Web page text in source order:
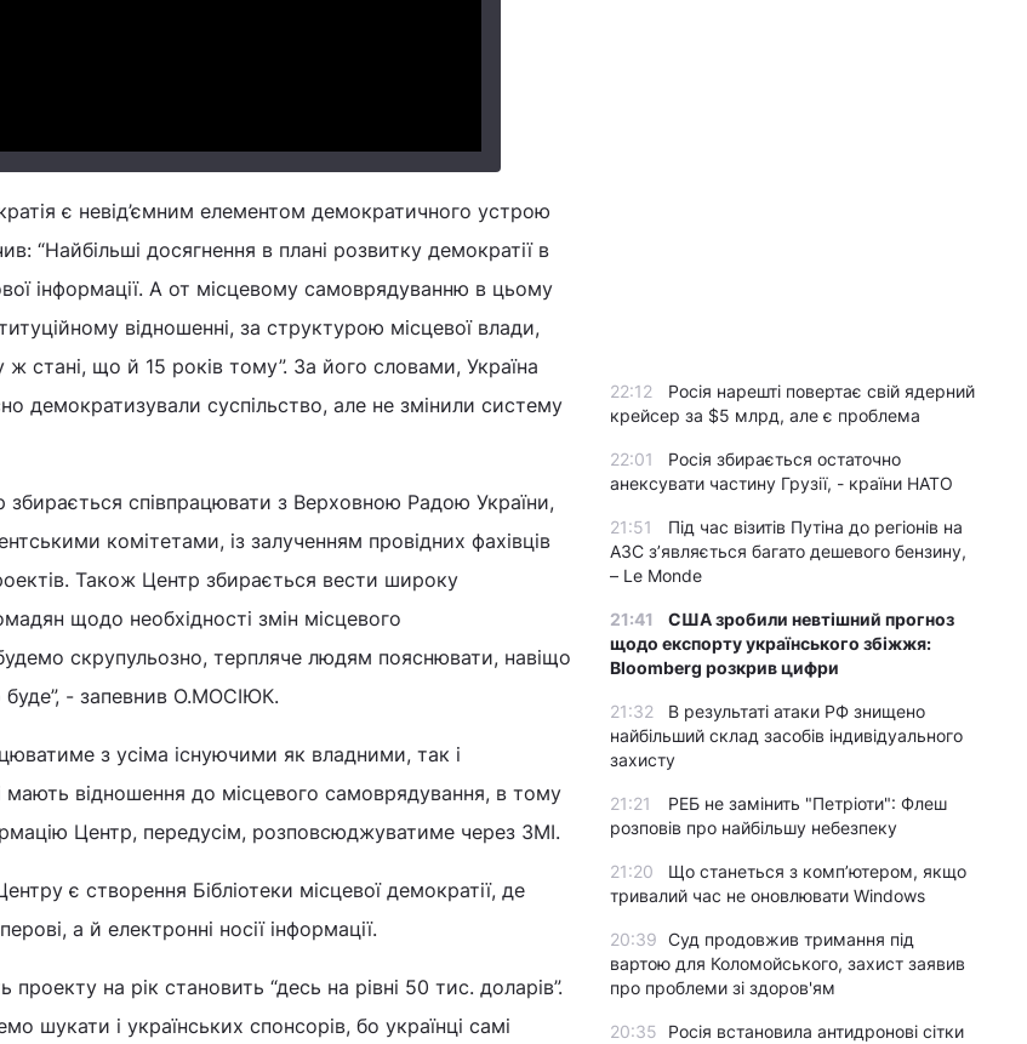
є невід’ємним елементом демократичного устрою
“Найбільші досягнення в плані розвитку демократії в
інформації. А от місцевому самоврядуванню в цьому
відношенні, за структурою місцевої влади,
стані, що й 15 років тому”. За його словами, Україна
демократизували суспільство, але не змінили систему
співпрацювати з Верховною Радою України,
комітетами, із залученням провідних фахівців
Також Центр збирається вести широку
щодо необхідності змін місцевого
скрупульозно, терпляче людям пояснювати, навіщо
буде”, - запевнив О.МОСІЮК.
з усіма існуючими як владними, так і
відношення до місцевого самоврядування, в тому
Центр, передусім, розповсюджуватиме через ЗМІ.
є створення Бібліотеки місцевої демократії, де
а й електронні носії інформації.
на рік становить “десь на рівні 50 тис. доларів”.
шукати і українських спонсорів, бо українці самі
22:12
Росія нарешті повертає свій ядерний
крейсер за $5 млрд, але є проблема
22:01
Росія збирається остаточно
анексувати частину Грузії, - країни НАТО
21:51
Під час візитів Путіна до регіонів на
АЗС з’являється багато дешевого бензину,
– Le Monde
21:41
США зробили невтішний прогноз
щодо експорту українського збіжжя:
Bloomberg розкрив цифри
21:32
В результаті атаки РФ знищено
найбільший склад засобів індивідуального
захисту
21:21
РЕБ не замінить "Петріоти": Флеш
розповів про найбільшу небезпеку
21:20
Що станеться з комп’ютером, якщо
тривалий час не оновлювати Windows
20:39 Суд продовжив тримання під
вартою для Коломойського, захист заявив
про проблеми зі здоров'ям
20:35
Росія встановила антидронові сітки